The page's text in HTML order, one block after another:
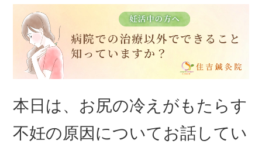
本日は、お尻の冷えがもたらす
不妊の原因についてお話してい